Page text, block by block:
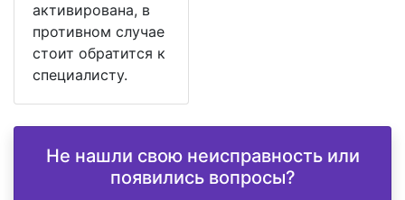
активирована, в
противном случае
стоит обратится к
специалисту.
Не нашли свою неисправность или
появились вопросы?